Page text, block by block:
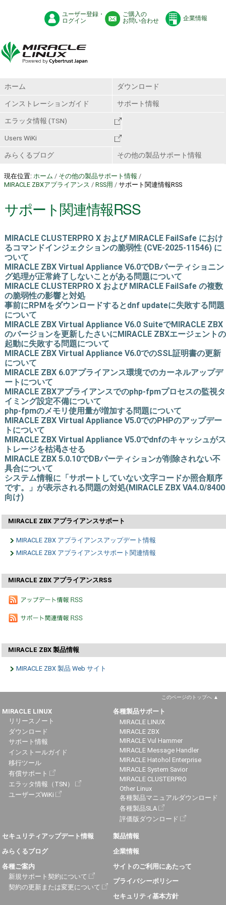
ユーザー登録・
ログイン
ご購入の
お問い合わせ
企業情報
ホーム ダウンロード
インストレーションガイド サポート情報
エラッタ情報 (TSN)
Users WiKi
みらくるブログ その他の製品サポート情報
現在位置: ホーム / その他の製品サポート情報 /
MIRACLE ZBXアプライアンス / RSS用 / サポート関連情報RSS
サポート関連情報RSS
MIRACLE CLUSTERPRO X および MIRACLE FailSafe におけ
るコマンドインジェクションの脆弱性 (CVE-2025-11546) に
ついて
MIRACLE ZBX Virtual Appliance V6.0でDBパーティショニン
グ処理が正常終了しないことがある問題について
MIRACLE CLUSTERPRO X および MIRACLE FailSafe の複数
の脆弱性の影響と対処
事前にRPMをダウンロードするとdnf updateに失敗する問題
について
MIRACLE ZBX Virtual Appliance V6.0 SuiteでMIRACLE ZBX
のバージョンを更新したさいにMIRACLE ZBXエージェントの
起動に失敗する問題について
MIRACLE ZBX Virtual Appliance V6.0でのSSL証明書の更新
について
MIRACLE ZBX 6.0アプライアンス環境でのカーネルアップデ
ートについて
MIRACLE ZBXアプライアンスでのphp-fpmプロセスの監視タ
イミング設定不備について
php-fpmのメモリ使用量が増加する問題について
MIRACLE ZBX Virtual Appliance V5.0でのPHPのアップデー
トについて
MIRACLE ZBX Virtual Appliance V5.0でdnfのキャッシュがス
トレージを枯渇させる
MIRACLE ZBX 5.0.10でDBパーティションが削除されない不
具合について
システム情報に「サポートしていない文字コードか照合順序
です。」が表示される問題の対処(MIRACLE ZBX VA4.0/8400
向け)
MIRACLE ZBX アプライアンスサポート
MIRACLE ZBX アプライアンスアップデート情報
MIRACLE ZBX アプライアンスサポート関連情報
MIRACLE ZBX アプライアンスRSS
MIRACLE ZBX 製品情報
MIRACLE ZBX 製品 Web サイト
このページのトップへ
MIRACLE LINUX
リリースノート
ダウンロード
サポート情報
インストールガイド
移行ツール
有償サポート
エラッタ情報（TSN）
ユーザーズWiKi
各種製品サポート
MIRACLE LINUX
MIRACLE ZBX
MIRACLE Vul Hammer
MIRACLE Message Handler
MIRACLE Hatohol Enterprise
MIRACLE System Savior
MIRACLE CLUSTERPRO
Other Linux
各種製品マニュアルダウンロード
各種製品SLA
評価版ダウンロード
セキュリティアップデート情報
みらくるブログ
各種ご案内
新規サポート契約について
契約の更新または変更について
製品情報
企業情報
サイトのご利用にあたって
プライバシーポリシー
セキュリティ基本方針